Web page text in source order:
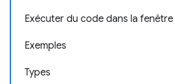
Exécuter du code dans la
Exemples
Types